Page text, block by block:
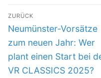
ZURÜCK
Vorheriger
Beitrag:
Neumünster-Vorsätze
zum neuen Jahr: Wer
plant einen Start bei
VR CLASSICS 2025?